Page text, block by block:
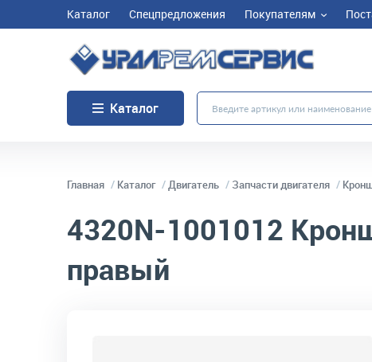
Каталог Спецпредложения Покупателям
Каталог
Главная Каталог Двигатель Запчасти двигателя
4320N-1001012
правый